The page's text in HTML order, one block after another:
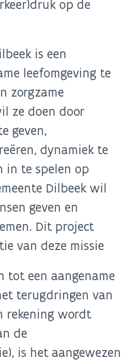
op de
is een
leefomgeving te
zorgzame
ze doen door
geven,
dynamiek te
in te spelen op
Dilbeek wil
geven en
Dit project
van deze missie
tot een aangename
terugdringen van
rekening wordt
de
is het aangewezen